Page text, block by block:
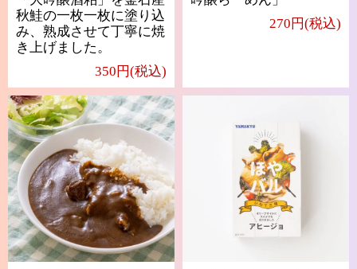
秋鮭の一枚一枚に塗り込
み、熟成させて丁寧に焼
き上げました。
350円(税込)
270円(税込)